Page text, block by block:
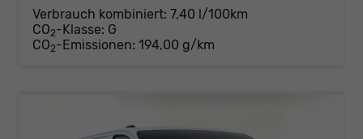
Verbrauch kombiniert: 7,40 l/100km
CO2-Klasse: G
CO2-Emissionen: 194,00 g/km